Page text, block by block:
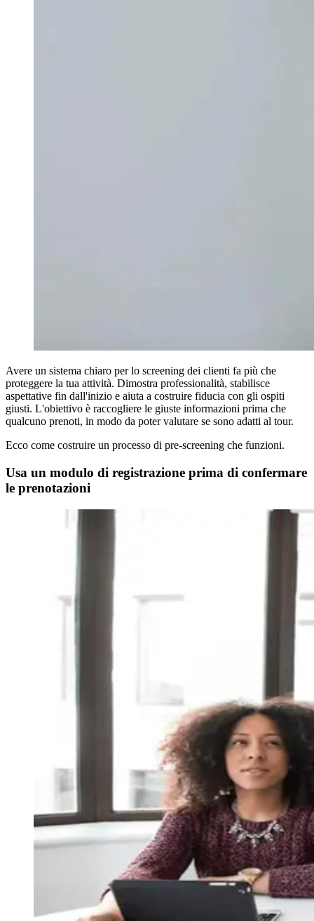
Avere un sistema chiaro per lo screening dei clienti fa più che
proteggere la tua attività. Dimostra professionalità, stabilisce
aspettative fin dall'inizio e aiuta a costruire fiducia con gli ospiti
giusti. L'obiettivo è raccogliere le giuste informazioni prima che
qualcuno prenoti, in modo da poter valutare se sono adatti al tour.
Ecco come costruire un processo di pre-screening che funzioni.
Usa un modulo di registrazione prima di confermare
le prenotazioni